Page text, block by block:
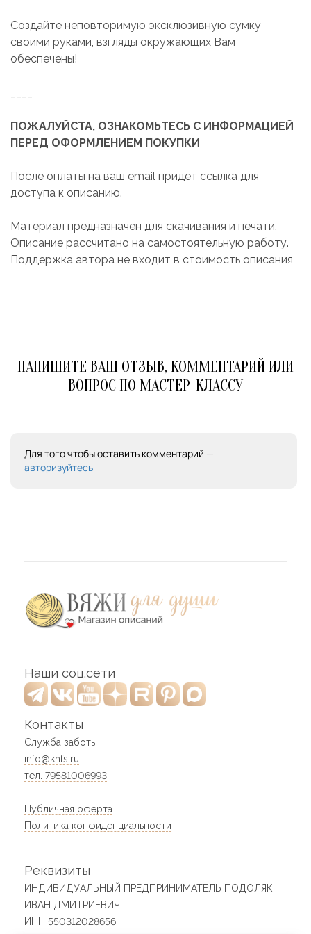
Создайте неповторимую эксклюзивную сумку
своими руками, взгляды окружающих Вам
обеспечены!
ПОЖАЛУЙСТА, ОЗНАКОМЬТЕСЬ С ИНФОРМАЦИЕЙ
ПЕРЕД ОФОРМЛЕНИЕМ ПОКУПКИ
После оплаты на ваш email придет ссылка для
доступа к описанию.
Материал предназначен для скачивания и печати.
Описание рассчитано на самостоятельную работу.
Поддержка автора не входит в стоимость описания
НАПИШИТЕ ВАШ ОТЗЫВ, КОММЕНТАРИЙ ИЛИ
ВОПРОС ПО МАСТЕР-КЛАССУ
Для того чтобы оставить комментарий —
авторизуйтесь
Наши соц.сети
Контакты
Служба заботы
info@knfs.ru
тел. 79581006993
Публичная оферта
Политика конфиденциальности
Реквизиты
ИНДИВИДУАЛЬНЫЙ ПРЕДПРИНИМАТЕЛЬ ПОДОЛЯК
ИВАН ДМИТРИЕВИЧ
ИНН 550312028656